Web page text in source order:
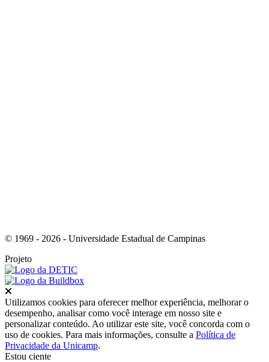
© 1969 - 2026 - Universidade Estadual de Campinas
Projeto
Utilizamos cookies para oferecer melhor experiência, melhorar o
desempenho, analisar como você interage em nosso site e
personalizar conteúdo. Ao utilizar este site, você concorda com o
uso de cookies. Para mais informações, consulte a Política de
Privacidade da Unicamp.
Estou ciente